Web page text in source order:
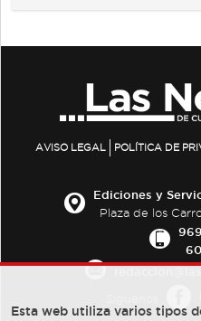
AVISO LEGAL POLÍTICA DE
Ediciones y
Plaza de los
Esta web utiliza varios tipos